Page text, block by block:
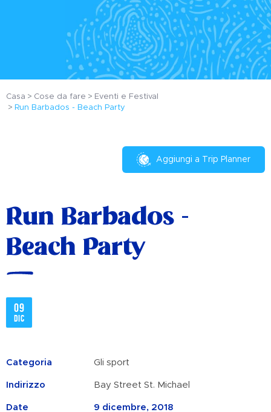
Casa Cose da fare
Eventi e Festival
Run Barbados - Beach Party
Aggiungi a Trip Planner
Run Barbados -
Beach Party
09
dic
Categoria Gli sport
Indirizzo Bay Street St. Michael
Date 9 dicembre, 2018